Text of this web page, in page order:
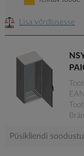
Lisa võrdlusesse
EAN
Püsikliendi